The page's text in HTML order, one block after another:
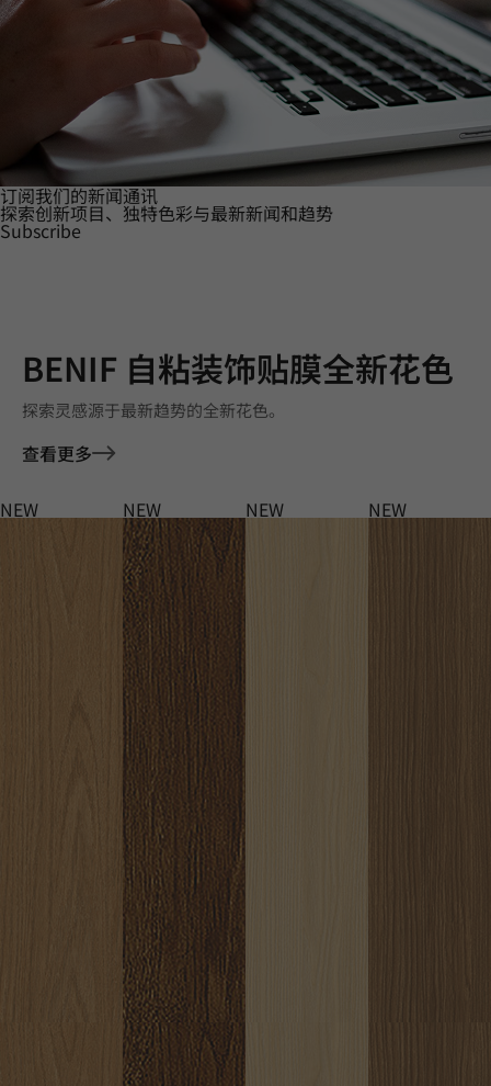
订阅我们的新闻通讯
探索创新项目、独特色彩与最新新闻和趋势
Subscribe
BENIF 自粘装饰贴膜全新花色
探索灵感源于最新趋势的全新花色。
查看更多
NEW NEW NEW NEW